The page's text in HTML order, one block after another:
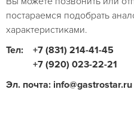
постараемся подобрать
характеристиками.
Тел:
+7 (831) 214-41-45
+7 (920) 023-22-21
Эл. почта: info@gastrostar.ru